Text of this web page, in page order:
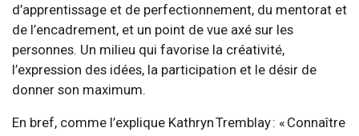
d’apprentissage et de perfectionnement, du mentorat et
de l’encadrement, et un point de vue axé sur les
personnes. Un milieu qui favorise la créativité,
l’expression des idées, la participation et le désir de
donner son maximum.
En bref, comme l’explique Kathryn Tremblay : « Connaître